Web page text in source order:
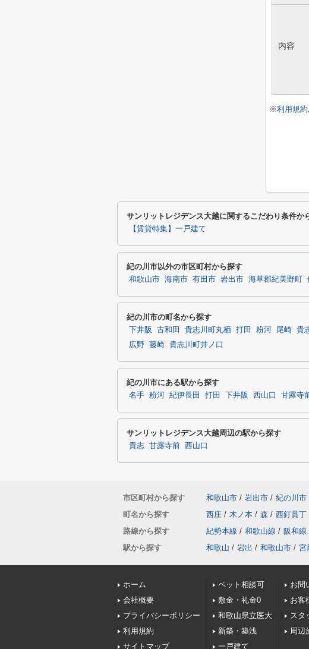
内容
※利用規約
サンリットレジデンス大越に関するこだわり条件か
【賃貸特集】一戸建て
紀の川市以外の市区町村から探す
和歌山市 海南市 有田市 岩出市 海草郡紀美野町
紀の川市の町名から探す
下井阪 古和田 貴志川町丸栖 打田 粉河 尾崎 貴
広野
藤崎 貴志川町井ノ口
紀の川市にある駅から探す
名手 粉河 紀伊長田 打田 下井阪 西山口 甘露寺
サンリットレジデンス大越周辺の駅から探す
貴志 甘露寺前 西山口
市区町村から探す 和歌山市 / 岩出市 / 紀の川市
町名から探す
西庄 / 木ノ本 / 森 / 西釘貫丁
路線から探す
紀勢本線 / 和歌山線 / 阪和線
駅から探す
和歌山 / 岩出 / 和歌山市 / 宮
ホーム
会社概要
プライバシーポリシー
利用規約
サイトマップ
ペット相談可
敷金・礼金0
和歌山県立医大
新築・築浅
一戸建て
お問
お客
スタ
周辺